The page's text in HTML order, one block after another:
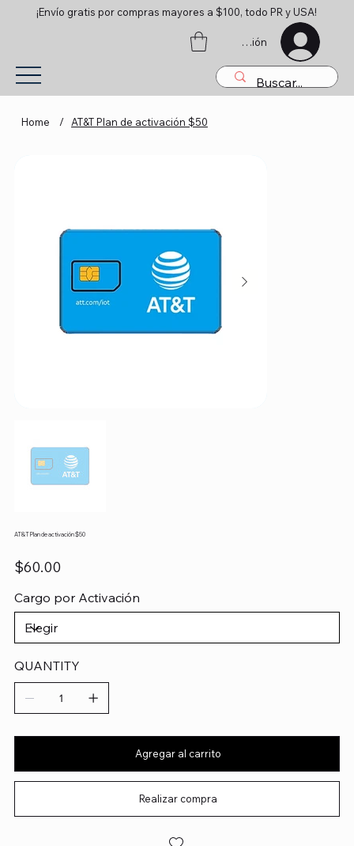
¡Envío gratis por compras mayores a $100, todo PR y USA!
Iniciar sesión
Home / AT&T Plan de activación $50
AT&T Plan de activación $50
Precio
$60.00
Cargo por Activación
QUANTITY
Agregar al carrito
Realizar compra